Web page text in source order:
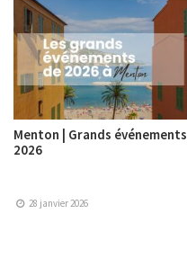
Menton | Grands événements
2026
28 janvier 2026